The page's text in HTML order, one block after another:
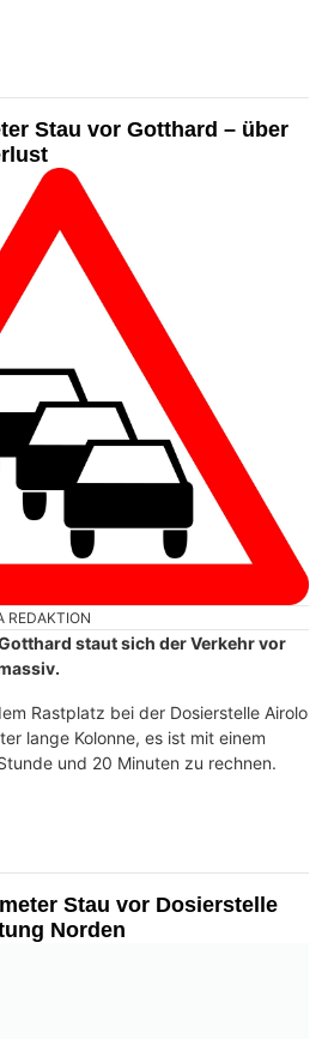
Stau vor Gotthard – über
REDAKTION
staut sich der Verkehr vor
Rastplatz bei der Dosierstelle Airolo
lange Kolonne, es ist mit einem
und 20 Minuten zu rechnen.
Stau vor Dosierstelle
Norden